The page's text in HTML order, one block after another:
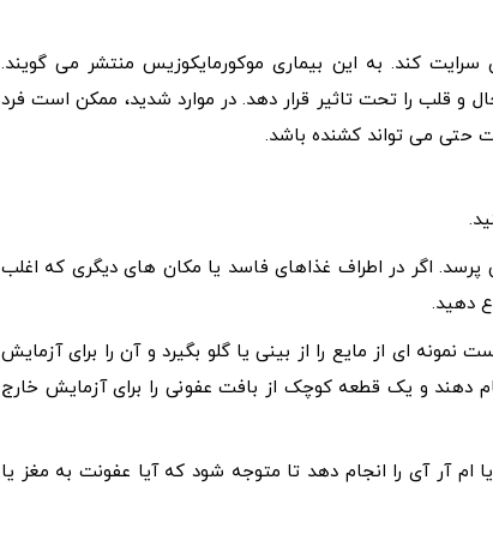
کند. به این بیماری موکورمایکوزیس منتشر می گویند.
و قلب را تحت تاثیر قرار دهد. در موارد شدید، ممکن است فرد
حتی می تواند کشنده باشد.
اگر در اطراف غذاهای فاسد یا مکان های دیگری که اغلب
دهید.
ای از مایع را از بینی یا گلو بگیرد و آن را برای آزمایش
دهند و یک قطعه کوچک از بافت عفونی را برای آزمایش خارج
آر آی را انجام دهد تا متوجه شود که آیا عفونت به مغز یا